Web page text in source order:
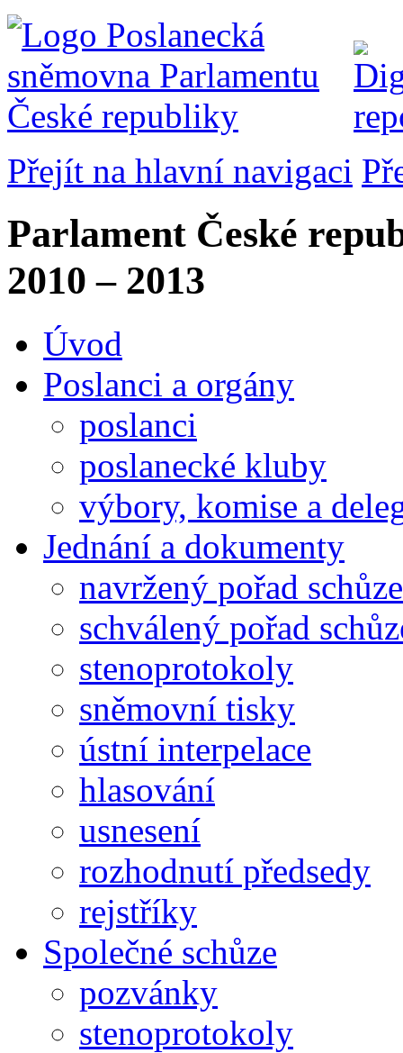
Přejít na hlavní navigaci
Parlament České
2010 – 2013
Úvod
Poslanci a orgány
poslanci
poslanecké kluby
výbory, komise a
Jednání a dokumenty
navržený pořad schůze
schválený pořad
stenoprotokoly
sněmovní tisky
ústní interpelace
hlasování
usnesení
rozhodnutí předsedy
rejstříky
Společné schůze
pozvánky
stenoprotokoly